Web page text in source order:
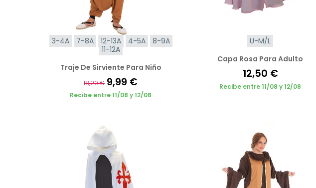
3-4A 7-8A 12-13A 4-5A
8-9A
11-12A
Traje De Sirviente Para Niño
18,20 € 9,99 €
Recibe entre 11/08 y 12/08
U-M/L
Capa Rosa Para Adulto
12,50 €
Recibe entre 11/08 y 12/08